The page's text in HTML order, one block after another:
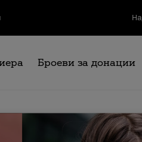
Броеви за донации